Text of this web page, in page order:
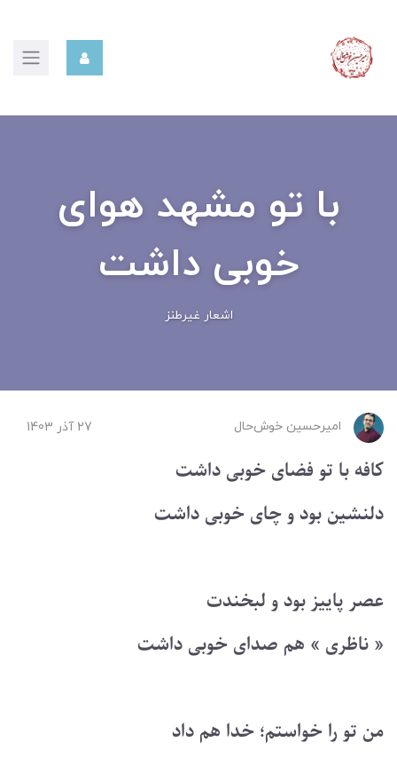
با تو مشهد هوای
خوبی داشت
اشعار غیرطنز
امیرحسین ‌خوش‌حال 27 آذر 1403
کافه با تو فضای خوبی داشت
دلنشین بود و چای خوبی داشت
عصر پاییز بود و لبخندت
« ناظری » هم صدای خوبی داشت
من تو را خواستم؛ خدا هم داد